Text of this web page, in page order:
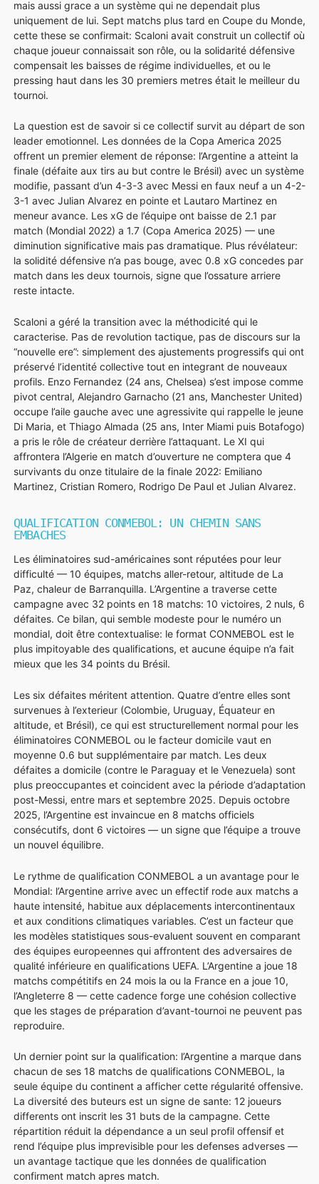
mais aussi grace a un système qui ne dependait plus
uniquement de lui. Sept matchs plus tard en Coupe du Monde,
cette these se confirmait: Scaloni avait construit un collectif où
chaque joueur connaissait son rôle, ou la solidarité défensive
compensait les baisses de régime individuelles, et ou le
pressing haut dans les 30 premiers metres était le meilleur du
tournoi.
La question est de savoir si ce collectif survit au départ de son
leader emotionnel. Les données de la Copa America 2025
offrent un premier element de réponse: l’Argentine a atteint la
finale (défaite aux tirs au but contre le Brésil) avec un système
modifie, passant d’un 4-3-3 avec Messi en faux neuf a un 4-2-
3-1 avec Julian Alvarez en pointe et Lautaro Martinez en
meneur avance. Les xG de l’équipe ont baisse de 2.1 par
match (Mondial 2022) a 1.7 (Copa America 2025) — une
diminution significative mais pas dramatique. Plus révélateur:
la solidité défensive n’a pas bouge, avec 0.8 xG concedes par
match dans les deux tournois, signe que l’ossature arriere
reste intacte.
Scaloni a géré la transition avec la méthodicité qui le
caracterise. Pas de revolution tactique, pas de discours sur la
“nouvelle ere”: simplement des ajustements progressifs qui ont
préservé l’identité collective tout en integrant de nouveaux
profils. Enzo Fernandez (24 ans, Chelsea) s’est impose comme
pivot central, Alejandro Garnacho (21 ans, Manchester United)
occupe l’aile gauche avec une agressivite qui rappelle le jeune
Di Maria, et Thiago Almada (25 ans, Inter Miami puis Botafogo)
a pris le rôle de créateur derrière l’attaquant. Le XI qui
affrontera l’Algerie en match d’ouverture ne comptera que 4
survivants du onze titulaire de la finale 2022: Emiliano
Martinez, Cristian Romero, Rodrigo De Paul et Julian Alvarez.
QUALIFICATION CONMEBOL: UN CHEMIN SANS
EMBACHES
Les éliminatoires sud-américaines sont réputées pour leur
difficulté — 10 équipes, matchs aller-retour, altitude de La
Paz, chaleur de Barranquilla. L’Argentine a traverse cette
campagne avec 32 points en 18 matchs: 10 victoires, 2 nuls, 6
défaites. Ce bilan, qui semble modeste pour le numéro un
mondial, doit être contextualise: le format CONMEBOL est le
plus impitoyable des qualifications, et aucune équipe n’a fait
mieux que les 34 points du Brésil.
Les six défaites méritent attention. Quatre d’entre elles sont
survenues à l’exterieur (Colombie, Uruguay, Équateur en
altitude, et Brésil), ce qui est structurellement normal pour les
éliminatoires CONMEBOL ou le facteur domicile vaut en
moyenne 0.6 but supplémentaire par match. Les deux
défaites a domicile (contre le Paraguay et le Venezuela) sont
plus preoccupantes et coincident avec la période d’adaptation
post-Messi, entre mars et septembre 2025. Depuis octobre
2025, l’Argentine est invaincue en 8 matchs officiels
consécutifs, dont 6 victoires — un signe que l’équipe a trouve
un nouvel équilibre.
Le rythme de qualification CONMEBOL a un avantage pour le
Mondial: l’Argentine arrive avec un effectif rode aux matchs a
haute intensité, habitue aux déplacements intercontinentaux
et aux conditions climatiques variables. C’est un facteur que
les modèles statistiques sous-evaluent souvent en comparant
des équipes europeennes qui affrontent des adversaires de
qualité inférieure en qualifications UEFA. L’Argentine a joue 18
matchs compétitifs en 24 mois la ou la France en a joue 10,
l’Angleterre 8 — cette cadence forge une cohésion collective
que les stages de préparation d’avant-tournoi ne peuvent pas
reproduire.
Un dernier point sur la qualification: l’Argentine a marque dans
chacun de ses 18 matchs de qualifications CONMEBOL, la
seule équipe du continent a afficher cette régularité offensive.
La diversité des buteurs est un signe de sante: 12 joueurs
differents ont inscrit les 31 buts de la campagne. Cette
répartition réduit la dépendance a un seul profil offensif et
rend l’équipe plus imprevisible pour les defenses adverses —
un avantage tactique que les données de qualification
confirment match apres match.